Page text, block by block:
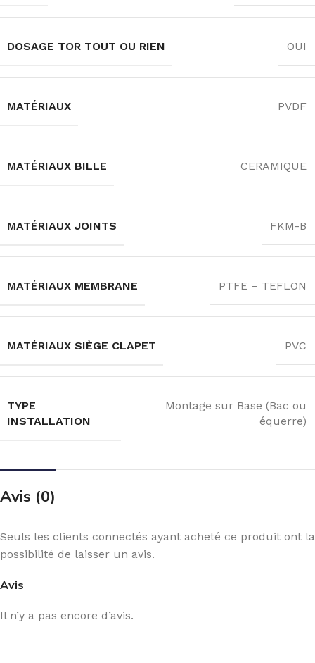
DOSAGE TOR TOUT OU RIEN OUI
MATÉRIAUX PVDF
MATÉRIAUX BILLE CERAMIQUE
MATÉRIAUX JOINTS FKM-B
MATÉRIAUX MEMBRANE PTFE – TEFLON
MATÉRIAUX SIÈGE CLAPET PVC
TYPE
INSTALLATION
Montage sur Base (Bac ou
équerre)
Avis (0)
Avis
Il n’y a pas encore d’avis.
Seuls les clients connectés ayant acheté ce produit ont la
possibilité de laisser un avis.